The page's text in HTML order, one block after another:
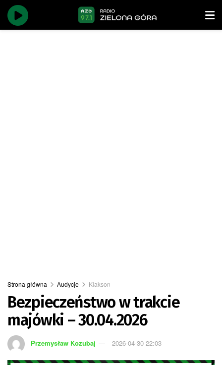
Strona główna Audycje Klakson
Bezpieczeństwo w trakcie
majówki – 30.04.2026
Przemysław Kozubaj 2026-04-30 22:03